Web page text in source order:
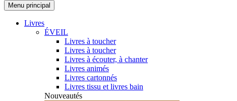
Menu principal
Livres
ÉVEIL
Livres à toucher
Livres à toucher
Livres à écouter, à chanter
Livres animés
Livres cartonnés
Livres tissu et livres bain
Nouveautés